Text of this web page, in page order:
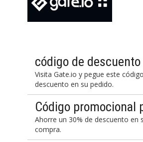
código de
Visita Gate.io y pegue este
descuento en su pedido.
Código promocional
Ahorre un 30% de descuento en
compra.